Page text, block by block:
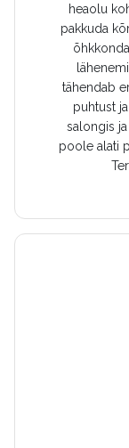
heaolu
pakkuda
tähendab
puhtust
salongis
poole alati